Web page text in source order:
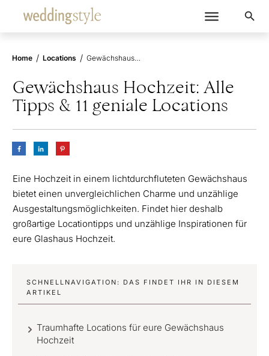
Home / Locations / Gewächshaus Hochzeit: Alle Tipps & 11 geniale Locations
Gewächshaus Hochzeit: Alle
Tipps & 11 geniale Locations
Eine Hochzeit in einem lichtdurchfluteten Gewächshaus
bietet einen unvergleichlichen Charme und unzählige
Ausgestaltungsmöglichkeiten. Findet hier deshalb
großartige Locationtipps und unzählige Inspirationen für
eure Glashaus Hochzeit.
SCHNELLNAVIGATION: DAS FINDET IHR IN DIESEM
ARTIKEL
Traumhafte Locations für eure Gewächshaus
Hochzeit